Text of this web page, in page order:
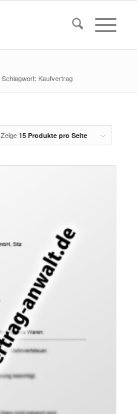
Schlagwort: Kaufvertrag
Zeige 15 Produkte pro Seite